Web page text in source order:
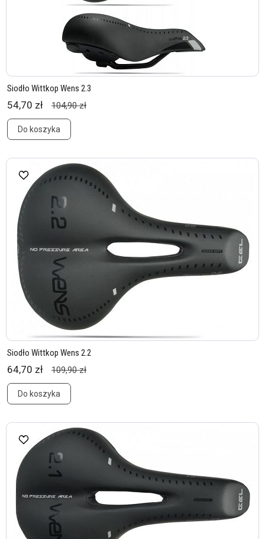
Siodło Wittkop Wens 2.3
54,70 zł 104,90 zł
Do koszyka
Siodło Wittkop Wens 2.2
64,70 zł 109,90 zł
Do koszyka